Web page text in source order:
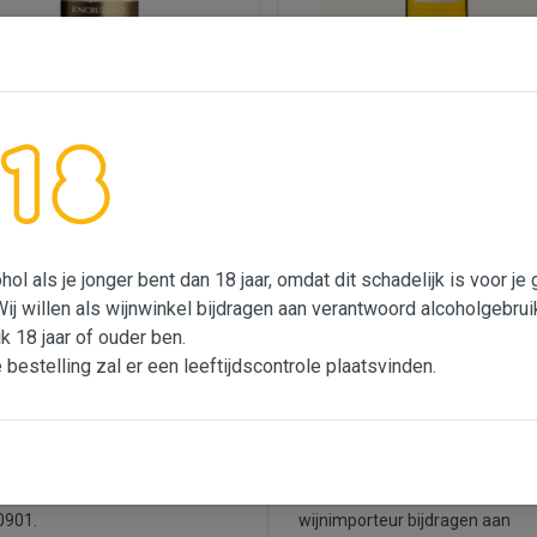
100% tevreden
pas tevreden wanneer jij
Wij verkopen geen alcohol als je
wijnimporteur bijdragen aan
als je jonger bent dan 18 jaar, omdat dit schadelijk is voor je
willen als wijnwinkel bijdragen aan verantwoord
18 jaar of ouder ben.
bestelling zal er een leeftijdscontrole plaatsvinden.